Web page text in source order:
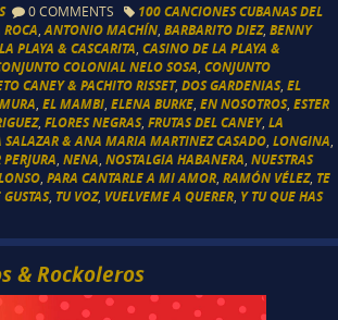
0 COMMENTS
100 CANCIONES CUBANAS DEL
,ANTONIO MACHÍN ,BARBARITO DIEZ,BENNY
PLAYA & CASCARITA ,CASINO DE LA PLAYA &
COLONIAL NELO SOSA ,CONJUNTO
CANEY & PACHITO RISSET,DOS GARDENIAS,EL
,EL MAMBI ,ELENA BURKE ,EN NOSOTROS,ESTER
,FLORES NEGRAS,FRUTAS DEL CANEY,LA
SALAZAR & ANA MARIA MARTINEZ CASADO ,LONGINA
,NENA ,NOSTALGIA HABANERA ,NUESTRAS
,PARA CANTARLE A MI AMOR ,RAMÓN VÉLEZ, TE
, TU VOZ, VUELVEME A QUERER Y TU QUE HAS
& Rockoleros